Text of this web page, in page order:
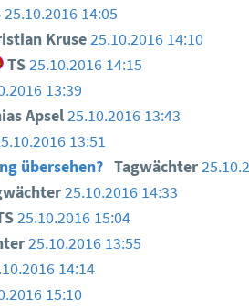
25.10.2016 14:05
Kruse25.10.2016 14:10
TS25.10.2016 14:15
13:39
Apsel25.10.2016 13:43
13:51
übersehen? Tagwächter
25.10.2016 14:33
25.10.2016 15:04
25.10.2016 13:55
14:14
15:10